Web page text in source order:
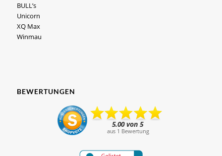
BULL’s
Unicorn
XQ Max
Winmau
BEWERTUNGEN